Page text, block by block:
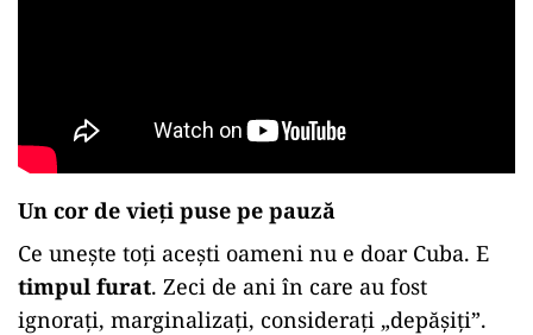
Un cor de vieți puse pe pauză
Ce unește toți acești oameni nu e doar Cuba. E
timpul furat. Zeci de ani în care au fost
ignorați, marginalizați, considerați „depășiți”.